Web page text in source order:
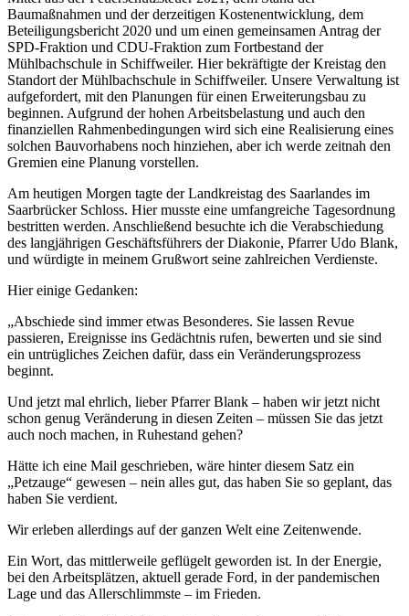
Baumaßnahmen und der derzeitigen Kostenentwicklung, dem
Beteiligungsbericht 2020 und um einen gemeinsamen Antrag der
SPD-Fraktion und CDU-Fraktion zum Fortbestand der
Mühlbachschule in Schiffweiler. Hier bekräftigte der Kreistag den
Standort der Mühlbachschule in Schiffweiler. Unsere Verwaltung ist
aufgefordert, mit den Planungen für einen Erweiterungsbau zu
beginnen. Aufgrund der hohen Arbeitsbelastung und auch den
finanziellen Rahmenbedingungen wird sich eine Realisierung eines
solchen Bauvorhabens noch hinziehen, aber ich werde zeitnah den
Gremien eine Planung vorstellen.
Am heutigen Morgen tagte der Landkreistag des Saarlandes im
Saarbrücker Schloss. Hier musste eine umfangreiche Tagesordnung
bestritten werden. Anschließend besuchte ich die Verabschiedung
des langjährigen Geschäftsführers der Diakonie, Pfarrer Udo Blank,
und würdigte in meinem Grußwort seine zahlreichen Verdienste.
Hier einige Gedanken:
„Abschiede sind immer etwas Besonderes. Sie lassen Revue
passieren, Ereignisse ins Gedächtnis rufen, bewerten und sie sind
ein untrügliches Zeichen dafür, dass ein Veränderungsprozess
beginnt.
Und jetzt mal ehrlich, lieber Pfarrer Blank – haben wir jetzt nicht
schon genug Veränderung in diesen Zeiten – müssen Sie das jetzt
auch noch machen, in Ruhestand gehen?
Hätte ich eine Mail geschrieben, wäre hinter diesem Satz ein
„Petzauge“ gewesen – nein alles gut, das haben Sie so geplant, das
haben Sie verdient.
Wir erleben allerdings auf der ganzen Welt eine Zeitenwende.
Ein Wort, das mittlerweile geflügelt geworden ist. In der Energie,
bei den Arbeitsplätzen, aktuell gerade Ford, in der pandemischen
Lage und das Allerschlimmste – im Frieden.